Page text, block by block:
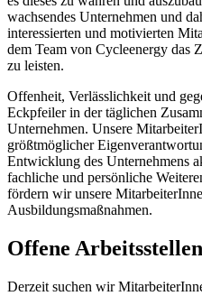
wachsendes Unternehmen und
interessierten und motivierten
dem Team von Cycleenergy das
zu leisten.
Offenheit, Verlässlichkeit und
Eckpfeiler in der täglichen
Unternehmen. Unsere
größtmöglicher
Entwicklung des Unternehmens
fachliche und persönliche
fördern wir unsere
Ausbildungsmaßnahmen.
Offene
Derzeit suchen wir